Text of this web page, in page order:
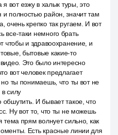
я вот езжу в халык туры, это
полностью район, значит там
очень крепко так ругаем. И вот
все-таки немного брать
чтобы и здравоохранение, и
бытовые какие-то
Это было интересно
вот человек предлагает
ты понимаешь, что ты вот не
силу
И бывает такое, что
Ну вот то, что ты не можешь
тема прям волнует сильно, как
Есть красные линии для